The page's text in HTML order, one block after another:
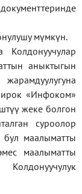
мүмкүн.
аныктыгын
«Инфоком»
жеке болгон
суроолор
маалыматты
маалыматты